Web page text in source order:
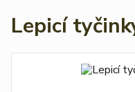
Lepicí